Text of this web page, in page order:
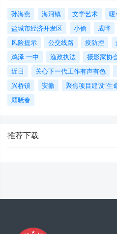
孙海燕 海河镇 文学艺术 暖
盐城市经济开发区
小偷 成晔
风险提示
公交线路 疫防控
鸡泽 一中
渔政执法 摄影家协
近日
关心下一代工作有声有色
兴桥镇
安徽 聚焦项目建设“生
顾晓春
推荐下载